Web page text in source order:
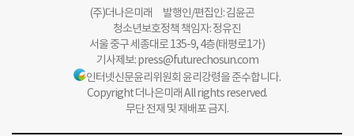
(주)더나은미래 발행인/편집인: 김윤곤
청소년보호정책 책임자: 정유진
서울 중구 세종대로 135-9, 4층(태평로1가)
기사제보:press@futurechosun.com
인터넷신문윤리위원회 윤리강령을 준수합니다.
Copyright 더나은미래 All rights reserved.
무단 전재 및 재배포 금지.